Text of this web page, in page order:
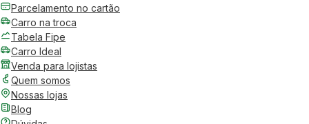
Parcelamento no cartão
Carro na troca
Tabela Fipe
Carro Ideal
Venda para lojistas
Quem somos
Nossas lojas
Blog